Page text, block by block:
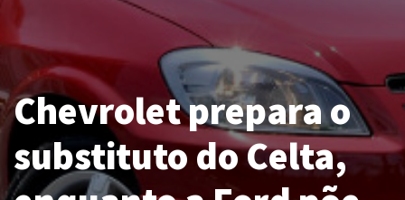
Chevrolet prepara o
substituto do Celta,